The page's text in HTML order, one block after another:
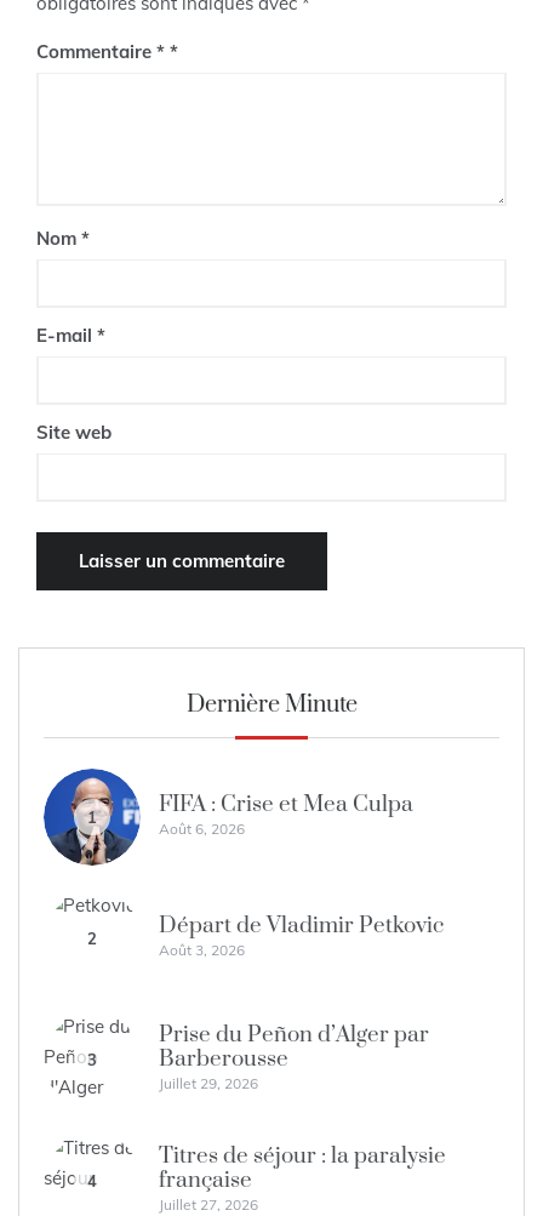
Commentaire *
Nom *
E-mail *
Site web
Dernière Minute
1 FIFA : Crise et Mea Culpa
Août 6, 2026
2 Départ de Vladimir Petkovic
Août 3, 2026
3
Prise du Peñon d’Alger par
Barberousse
Juillet 29, 2026
4
Titres de séjour : la paralysie
française
Juillet 27, 2026